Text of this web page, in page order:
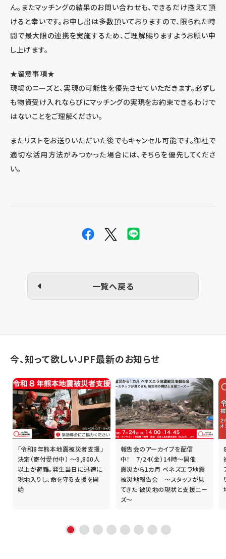
ん。またマッチングの結果のお問い合わせも、できるだけ控えて頂
けると幸いです。お申し出は多数頂いておりますので、限られた時
間で最大限の連携を実施するため、ご理解賜りますようお願い申
し上げます。
★留意事項★
現場のニーズと、実現の可能性を優先させていただきます。必ずし
も物資受け入れならびにマッチングの実現をお約束できるわけで
はないことをご理解ください。
またリストをお送りいただいた後でもキャンセル可能です。御社で
適切な活用方法がみつかった場合には、そちらを優先してくださ
い。
一覧へ戻る
今、知って欲しいJPF最新のお知らせ
「令和8年熊本地震被災者支援」
決定（寄付受付中） ～9,800人
以上が避難。発生当日に迅速に
現地入りし、命を守る支援を開
始
報告会のアーカイブを配信
中！ 7/24（金）14時～開催
震災から1カ月 ベネズエラ地震
被災地報告会 ～スタッフが見
てきた 被災地の現状と支援ニー
ズ～